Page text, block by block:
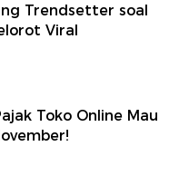
Trendsetter soal
Viral
Toko Online Mau